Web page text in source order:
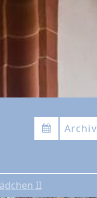
Archiv
II